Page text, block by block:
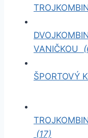
VANIČKOU
ŠPORTOVÝ
(17)